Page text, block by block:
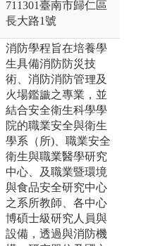
711301臺南市歸仁區
長大路1號
消防學程旨在培養學
生具備消防防災技
術、消防消防管理及
火場鑑識之專業，並
結合安全衛生科學學
院的職業安全與衛生
學系（所)、職業安全
衛生與職業醫學研究
中心、及職業暨環境
與食品安全研究中心
之系所教師、各中心
博碩士級研究人員與
設備，透過與消防機